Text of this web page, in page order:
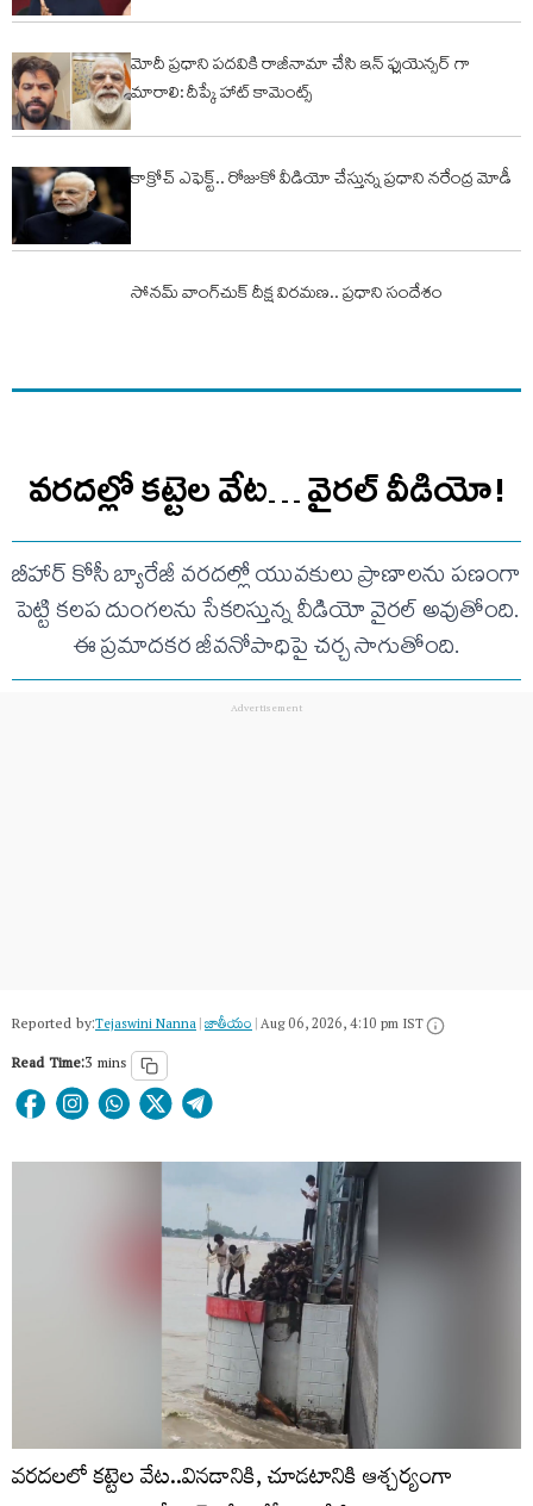
మోదీ ప్రధాని పదవికి రాజీనామా చేసి ఇన్ ఫ్లుయెన్సర్ గా
మారాలి: దీప్కే హాట్ కామెంట్స్
కాక్రోచ్ ఎఫెక్ట్.. రోజుకో వీడియో చేస్తున్న ప్ర‌ధాని న‌రేంద్ర మోడీ
సోనమ్‌ వాంగ్‌చుక్‌ దీక్ష విరమణ.. ప్రధాని సందేశం
వరదల్లో కట్టెల వేట… వైరల్ వీడియో!
బీహార్ కోసీ బ్యారేజీ వరదల్లో యువకులు ప్రాణాలను పణంగా
పెట్టి కలప దుంగలను సేకరిస్తున్న వీడియో వైరల్ అవుతోంది.
ఈ ప్రమాదకర జీవనోపాధిపై చర్చ సాగుతోంది.
Reported by:Tejaswini Nanna|జాతీయం|Aug 06, 2026, 4:10 pm IST
Read Time:3 mins
వరదలలో కట్టెల వేట..వినడానికి, చూడటానికి ఆశ్చర్యంగా